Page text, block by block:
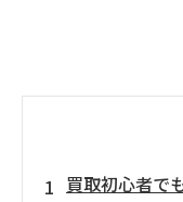
買取初心者で